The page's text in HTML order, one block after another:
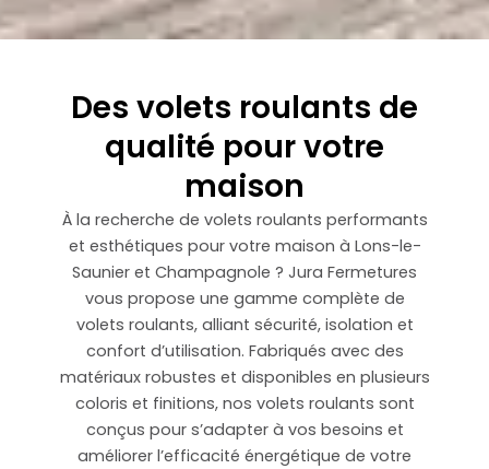
Des volets roulants de
qualité pour votre
maison
À la recherche de volets roulants performants
et esthétiques pour votre maison à Lons-le-
Saunier et Champagnole ? Jura Fermetures
vous propose une gamme complète de
volets roulants, alliant sécurité, isolation et
confort d’utilisation. Fabriqués avec des
matériaux robustes et disponibles en plusieurs
coloris et finitions, nos volets roulants sont
conçus pour s’adapter à vos besoins et
améliorer l’efficacité énergétique de votre